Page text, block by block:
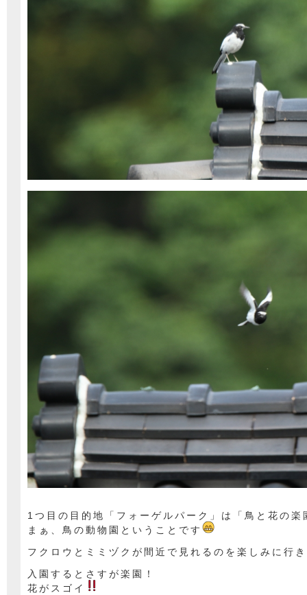
1つ目の目的地「フォーゲルパーク」は「鳥と花の楽
まぁ、鳥の動物園ということです
フクロウとミミヅクが間近で見れるのを楽しみに行
入園するとさすが楽園！
花がスゴイ